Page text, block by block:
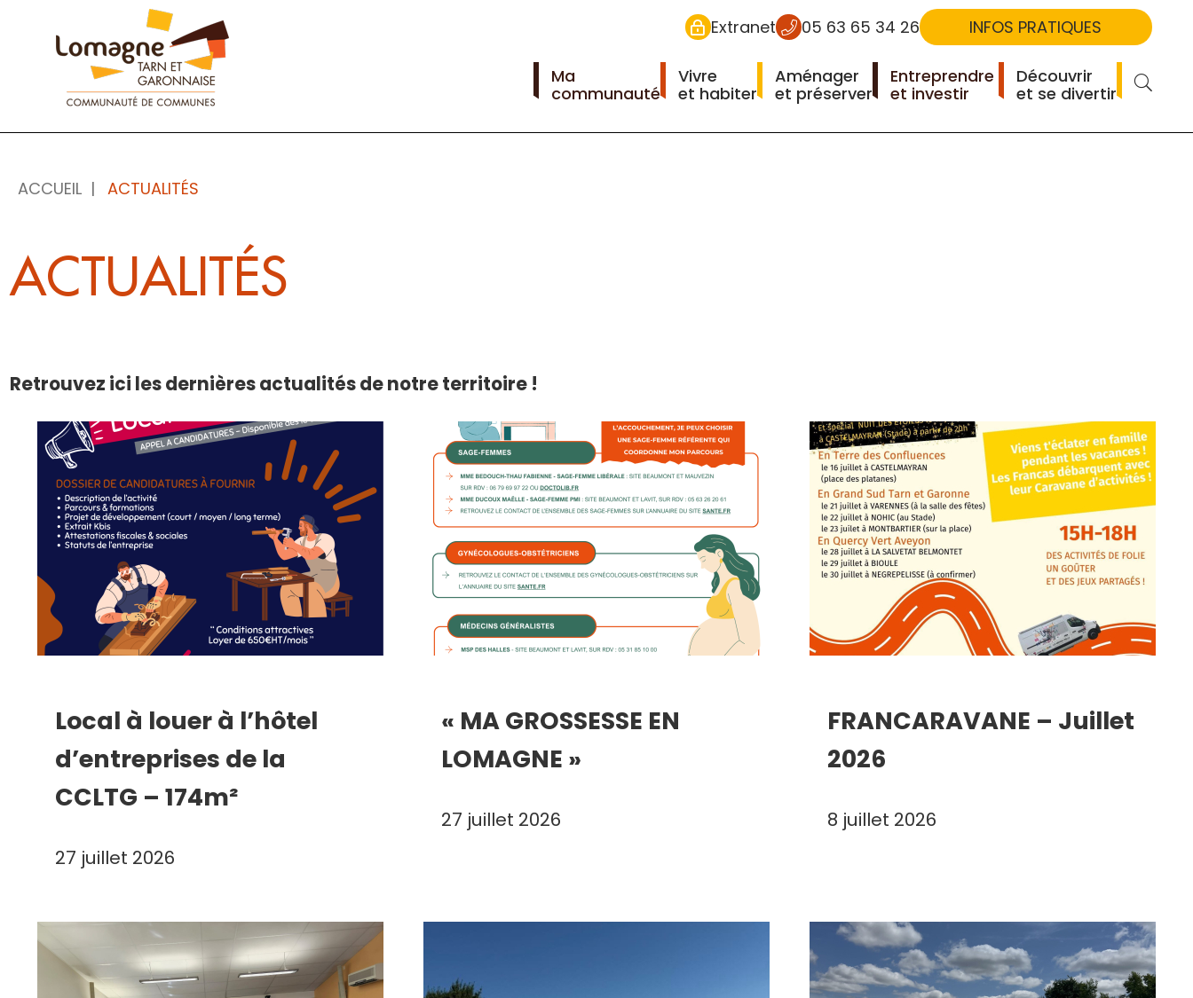
Panneau de gestion des cookies
Extranet 05 63 65 34 26 INFOS PRATIQUES
Ma
communauté
Vivre
et habiter
Aménager
et préserver
Entreprendre
et investir
Découvrir
et se divertirRECHERCHER
ACCUEIL ACTUALITÉS
ACTUALITÉS
Retrouvez ici les dernières actualités de notre territoire !
Local à louer à l’hôtel
d’entreprises de la
CCLTG – 174m²
27 juillet 2026
« MA GROSSESSE EN
LOMAGNE »
27 juillet 2026
FRANCARAVANE – Juillet
2026
8 juillet 2026